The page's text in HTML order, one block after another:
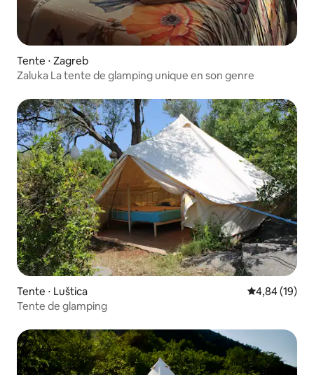
Tente ⋅ Zagreb
Zaluka La tente de glamping unique en son genre
Tente ⋅ Luštica Évaluation
4,84 (19)
Tente de glamping